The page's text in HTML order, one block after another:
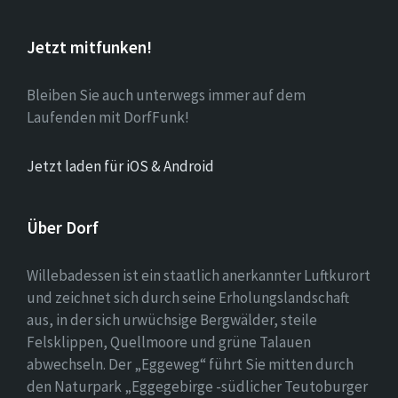
Jetzt mitfunken!
Bleiben Sie auch unterwegs immer auf dem
Laufenden mit DorfFunk!
Jetzt laden für iOS & Android
Über Dorf
Willebadessen ist ein staatlich anerkannter Luftkurort
und zeichnet sich durch seine Erholungslandschaft
aus, in der sich urwüchsige Bergwälder, steile
Felsklippen, Quellmoore und grüne Talauen
abwechseln. Der „Eggeweg“ führt Sie mitten durch
den Naturpark „Eggegebirge -südlicher Teutoburger